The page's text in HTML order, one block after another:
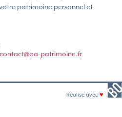
votre patrimoine personnel et
contact@ba-patrimoine.fr
Réalisé avec ♥